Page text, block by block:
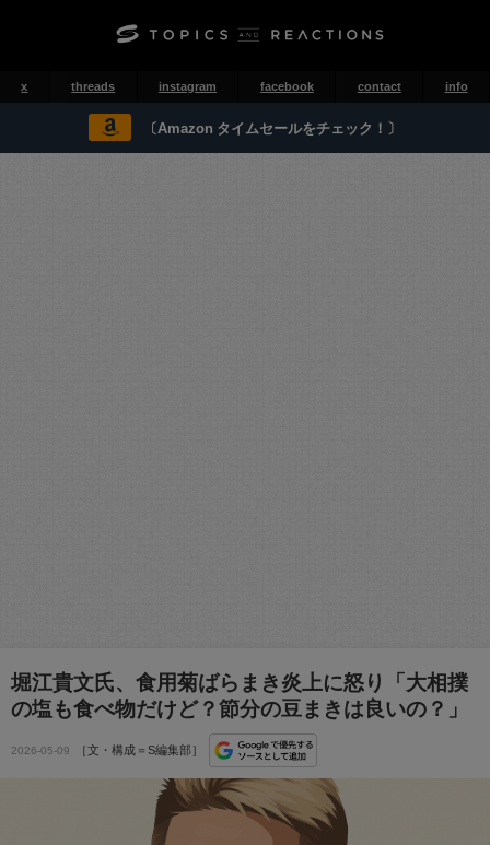
x threads instagram facebook contact info
〔Amazon タイムセールをチェック！〕
堀江貴文氏、食用菊ばらまき炎上に怒り「大相撲
の塩も食べ物だけど？節分の豆まきは良いの？」
2026-05-09 ［文・構成＝S編集部］